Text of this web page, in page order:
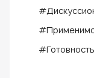
#Готовность